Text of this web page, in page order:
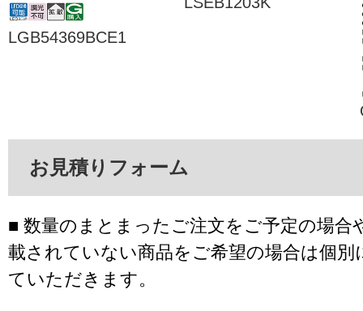
LGB54369BCE1
お見積りフォーム
■ 数量のまとまったご注文をご予定の場合
載されていない商品をご希望の場合は個別
ていただきます。